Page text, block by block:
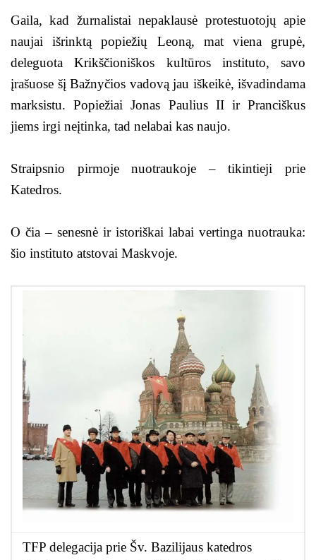
Gaila, kad žurnalistai nepaklausė protestuotojų apie
naujai išrinktą popiežių Leoną, mat viena grupė,
deleguota Krikščioniškos kultūros instituto, savo
įrašuose šį Bažnyčios vadovą jau iškeikė, išvadindama
marksistu. Popiežiai Jonas Paulius II ir Pranciškus
jiems irgi neįtinka, tad nelabai kas naujo.
Straipsnio pirmoje nuotraukoje – tikintieji prie
Katedros.
O čia – senesnė ir istoriškai labai vertinga nuotrauka:
šio instituto atstovai Maskvoje.
TFP delegacija prie Šv. Bazilijaus katedros